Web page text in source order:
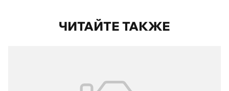
ЧИТАЙТЕ ТАКЖЕ